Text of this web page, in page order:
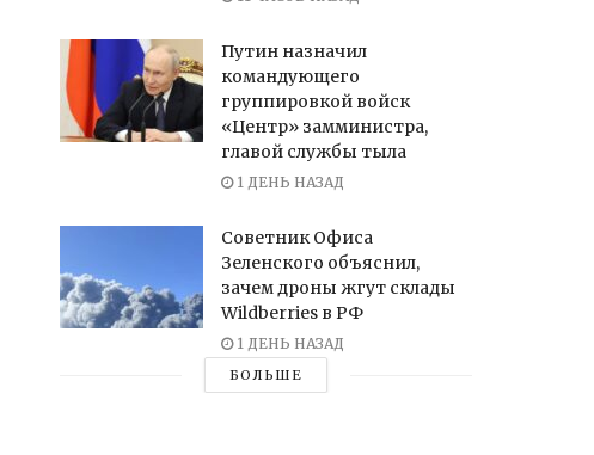
Путин назначил
командующего
группировкой войск
«Центр» замминистра,
главой службы тыла
1 ДЕНЬ НАЗАД
Советник Офиса
Зеленского объяснил,
зачем дроны жгут склады
Wildberries в РФ
1 ДЕНЬ НАЗАД
БОЛЬШЕ